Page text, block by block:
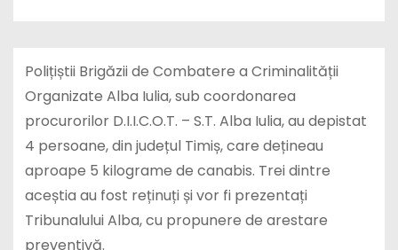
Polițiștii Brigăzii de Combatere a Criminalității
Organizate Alba Iulia, sub coordonarea
procurorilor D.I.I.C.O.T. – S.T. Alba Iulia, au depistat
4 persoane, din județul Timiș, care dețineau
aproape 5 kilograme de canabis. Trei dintre
aceștia au fost reținuți și vor fi prezentați
Tribunalului Alba, cu propunere de arestare
preventivă.